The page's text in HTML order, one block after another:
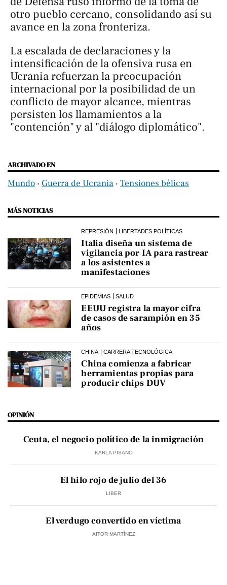
otro pueblo cercano, consolidando así su
avance en la zona fronteriza.
La escalada de declaraciones y la
intensificación de la ofensiva rusa en
Ucrania refuerzan la preocupación
internacional por la posibilidad de un
conflicto de mayor alcance, mientras
persisten los llamamientos a la
"contención" y al "diálogo diplomático".
ARCHIVADO EN
Mundo ‧ Guerra de Ucrania ‧ Tensiones bélicas
MÁS NOTICIAS
REPRESIÓN LIBERTADES POLÍTICAS
Italia diseña un sistema de
vigilancia por IA para rastrear
a los asistentes a
manifestaciones
EPIDEMIAS SALUD
EEUU registra la mayor cifra
de casos de sarampión en 35
años
CHINA CARRERA TECNOLÓGICA
China comienza a fabricar
herramientas propias para
producir chips DUV
OPINIÓN
Ceuta, el negocio político de la inmigración
KARLA PISANO
El hilo rojo de julio del 36
LIBER
El verdugo convertido en víctima
AITOR MARTÍNEZ